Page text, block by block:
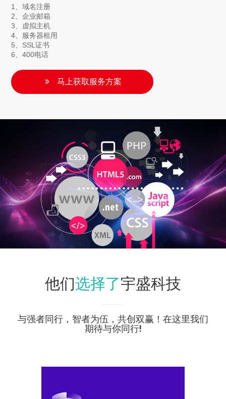
1、域名注册
2、企业邮箱
3、虚拟主机
4、服务器租用
5、SSL证书
6、400电话
马上获取服务方案
他们选择了宇盛科技
与强者同行，智者为伍，共创双赢！在这里我们
期待与你同行!